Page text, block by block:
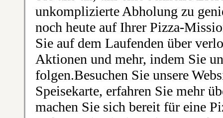
unkomplizierte Abholung zu
noch heute auf Ihrer Pizza-
Sie auf dem Laufenden über
Aktionen und mehr, indem Sie
folgen.Besuchen Sie unsere
Speisekarte, erfahren Sie mehr
machen Sie sich bereit für eine